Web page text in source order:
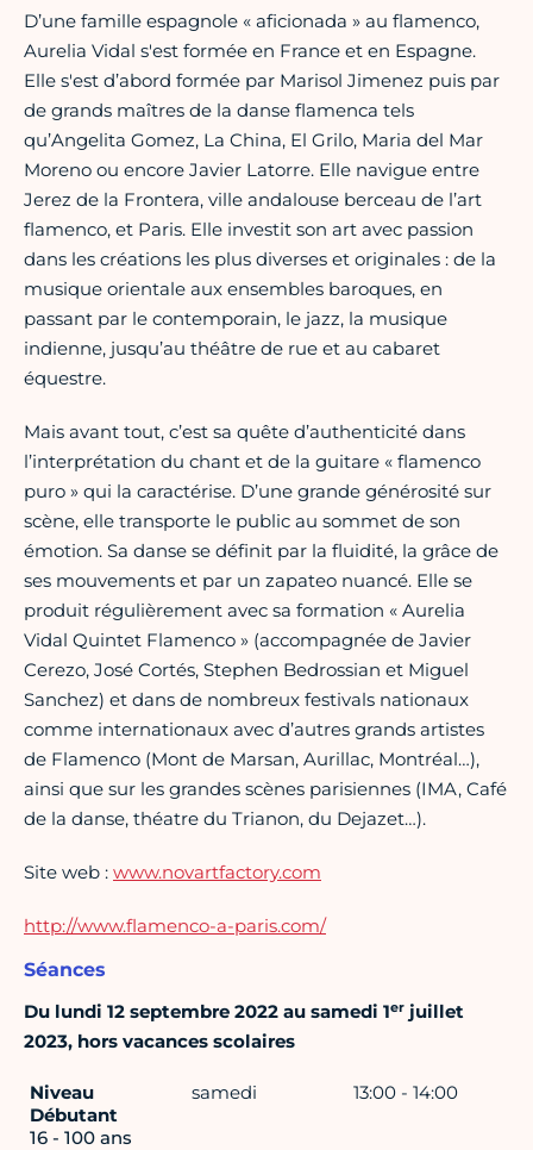
D’une famille espagnole « aficionada » au flamenco,
Aurelia Vidal s'est formée en France et en Espagne.
Elle s'est d’abord formée par Marisol Jimenez puis par
de grands maîtres de la danse flamenca tels
qu’Angelita Gomez, La China, El Grilo, Maria del Mar
Moreno ou encore Javier Latorre. Elle navigue entre
Jerez de la Frontera, ville andalouse berceau de l’art
flamenco, et Paris. Elle investit son art avec passion
dans les créations les plus diverses et originales : de la
musique orientale aux ensembles baroques, en
passant par le contemporain, le jazz, la musique
indienne, jusqu’au théâtre de rue et au cabaret
équestre.
Mais avant tout, c’est sa quête d’authenticité dans
l’interprétation du chant et de la guitare « flamenco
puro » qui la caractérise. D’une grande générosité sur
scène, elle transporte le public au sommet de son
émotion. Sa danse se définit par la fluidité, la grâce de
ses mouvements et par un zapateo nuancé. Elle se
produit régulièrement avec sa formation « Aurelia
Vidal Quintet Flamenco » (accompagnée de Javier
Cerezo, José Cortés, Stephen Bedrossian et Miguel
Sanchez) et dans de nombreux festivals nationaux
comme internationaux avec d’autres grands artistes
de Flamenco (Mont de Marsan, Aurillac, Montréal…),
ainsi que sur les grandes scènes parisiennes (IMA, Café
de la danse, théatre du Trianon, du Dejazet…).
Site web : www.novartfactory.com
http://www.flamenco-a-paris.com/
Séances
Du lundi 12 septembre 2022 au samedi 1er juillet
2023, hors vacances scolaires
Niveau
Débutant
16 - 100 ans
samedi 13:00 - 14:00